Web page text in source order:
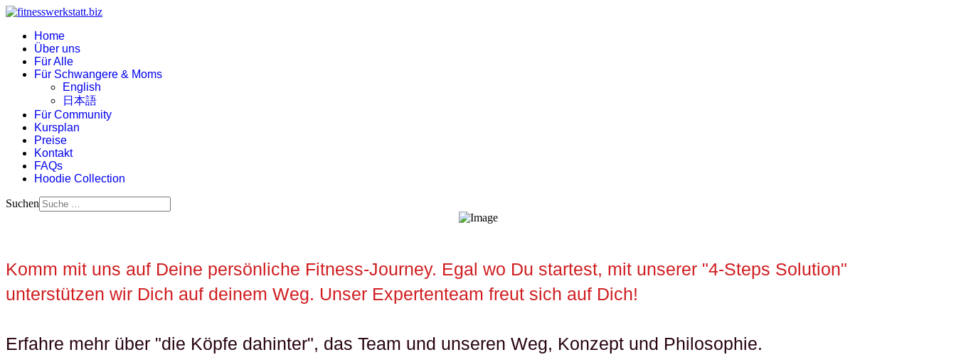
Home
Über uns
Für Alle
Für Schwangere & Moms
English
日本語
Für Community
Kursplan
Preise
Kontakt
FAQs
Hoodie Collection
Suchen
Komm mit uns auf Deine persönliche Fitness-Journey. Egal wo Du startest, mit unserer "4-Steps Solution"
unterstützen wir Dich auf deinem Weg. Unser Expertenteam freut sich auf Dich!
Erfahre mehr über "die Köpfe dahinter", das Team und unseren Weg, Konzept und Philosophie.